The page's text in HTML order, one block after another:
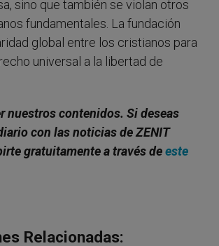
sino que también se violan otros
fundamentales. La fundación
global entre los cristianos para
universal a la libertad de
nuestros contenidos. Si deseas
con las noticias de ZENIT
gratuitamente a través deeste
Relacionadas: